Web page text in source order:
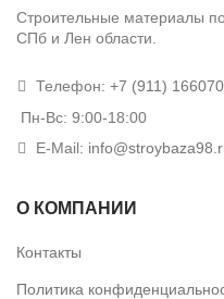
Строительные материалы
СПб и Лен области.
Телефон: +7 (911)
Пн-Вс: 9:00-18:00
E-Mail:
О КОМПАНИИ
Контакты
Политика